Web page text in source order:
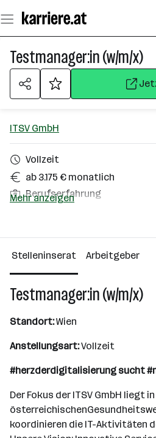
Seiteninhalt
springen
Testmanager:in (w/m/x)
ITSV GmbH
Vollzeit
ab 3.175 € monatlich
Berufserfahrung
501 - 2500 Mitarbeiter*innen
Mehr anzeigen
Stelleninserat Arbeitgeber
Testmanager:in (w/m/x)
Standort:Wien
Anstellungsart:Vollzeit
#herzderdigitalisierung sucht
Der Fokus der ITSV GmbH liegt
koordinieren die IT-Aktivitäten